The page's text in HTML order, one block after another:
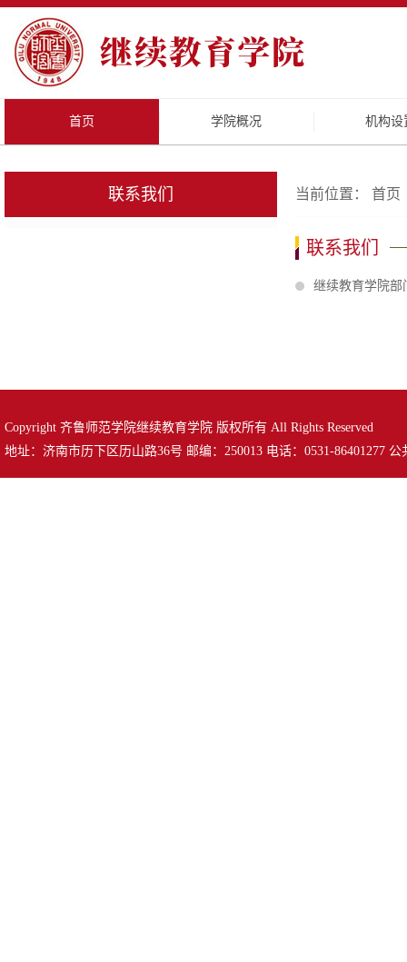
首页 学院概况 机构设
联系我们 当前位置： 首页
联系我们
继续教育学院部
Copyright 齐鲁师范学院继续教育学院 版权所有 All Rights Reserved
地址：济南市历下区历山路36号 邮编：250013 电话：0531-86401277